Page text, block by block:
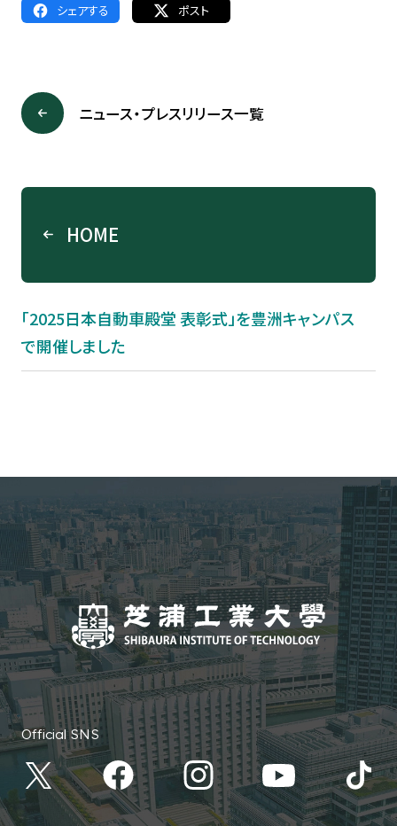
シェアする ポスト
ニュース・プレスリリース一覧
HOME
「2025日本自動車殿堂 表彰式」を豊洲キャンパス
で開催しました
Official SNS